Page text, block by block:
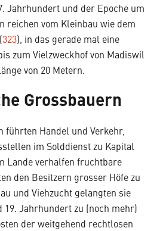
Jahrhundert und der Epoche um
reichen vom Kleinbau wie dem
323), in das gerade mal eine
zum Vielzweckhof von Madiswil
von 20 Metern.
Grossbauern
führten Handel und Verkehr,
im Solddienst zu Kapital
Lande verhalfen fruchtbare
den Besitzern grosser Höfe zu
und Viehzucht gelangten sie
19. Jahrhundert zu (noch mehr)
der weitgehend rechtlosen